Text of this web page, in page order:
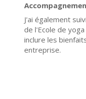
J'ai également
de l'Ecole de
inclure les
entreprise.